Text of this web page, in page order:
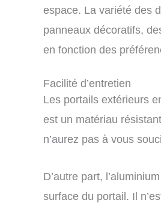
espace. La variété des
panneaux décoratifs,
en fonction des
Facilité d’entretien
Les portails extérieurs
est un matériau
n’aurez pas à vous
D’autre part,
surface du portail. Il